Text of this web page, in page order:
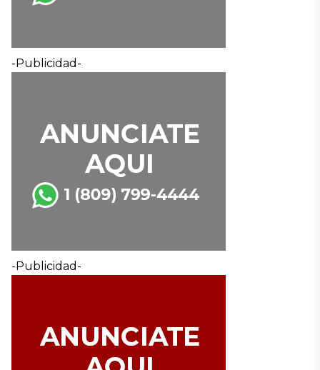
-Publicidad-
-Publicidad-